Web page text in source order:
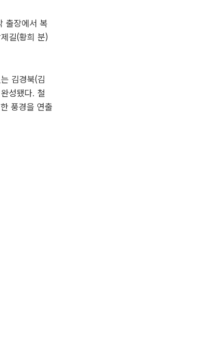
출장에서 복
길(황희 분)
김경북(김
성됐다. 철
풍경을 연출